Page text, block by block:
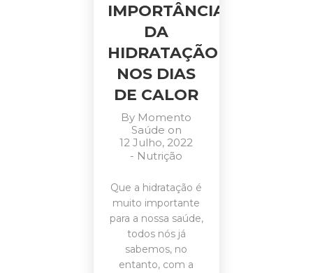
IMPORTÂNCIA
DA
HIDRATAÇÃO
NOS DIAS
DE CALOR
By Momento
Saúde on
12 Julho, 2022
- Nutrição
Que a hidratação é
muito importante
para a nossa saúde,
todos nós já
sabemos, no
entanto, com a